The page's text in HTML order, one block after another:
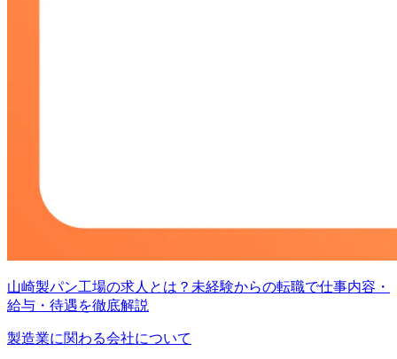
山崎製パン工場の求人とは？未経験からの転職で仕事内容・
給与・待遇を徹底解説
製造業に関わる会社について